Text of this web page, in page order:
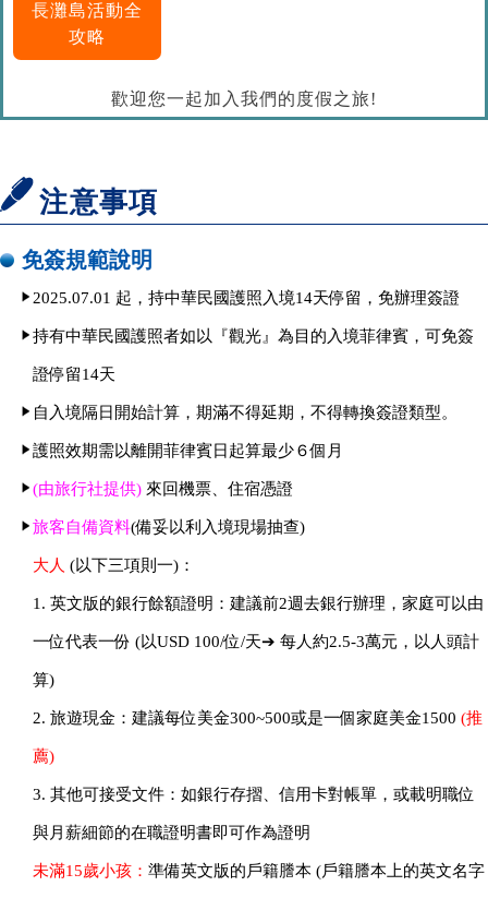
長灘島活動全
攻略
歡迎您一起加入我們的度假之旅!
注意事項
免簽規範說明
2025.07.01 起，持中華民國護照入境14天停留，免辦理簽證
持有中華民國護照者如以『觀光』為目的入境菲律賓，可免簽
證停留14天
自入境隔日開始計算，期滿不得延期，不得轉換簽證類型。
護照效期需以離開菲律賓日起算最少６個月
(由旅行社提供) 來回機票、住宿憑證
旅客自備資料(備妥以利入境現場抽查)
大人 (以下三項則一)：
1. 英文版的銀行餘額證明：建議前2週去銀行辦理，家庭可以由
一位代表一份 (以USD 100/位/天➔ 每人約2.5-3萬元，以人頭計
算)
2. 旅遊現金：建議每位美金300~500或是一個家庭美金1500 (推
薦)
3. 其他可接受文件：如銀行存摺、信用卡對帳單，或載明職位
與月薪細節的在職證明書即可作為證明
未滿15歲小孩： 準備英文版的戶籍謄本 (戶籍謄本上的英文名字